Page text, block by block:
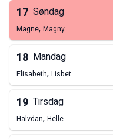
17 Søndag
Magne, Magny
18 Mandag
Elisabeth, Lisbet
19 Tirsdag
Halvdan, Helle